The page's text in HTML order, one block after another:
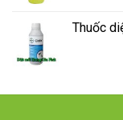
Thuốc